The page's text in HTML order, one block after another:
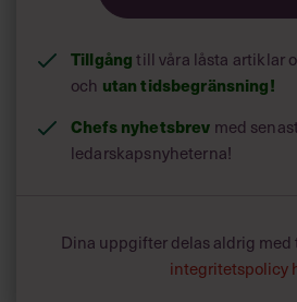
Tillgångtill våra låsta artiklar
och utan tidsbegränsning!
Chefs nyhetsbrev med
ledarskapsnyheterna!
Dina uppgifter delas aldrig med
integritetspolicy